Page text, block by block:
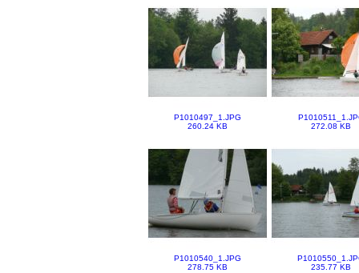
P1010497_1.JPG
260.24 KB
272.08 KB
P1010540_1.JPG
278.75 KB
235.77 KB